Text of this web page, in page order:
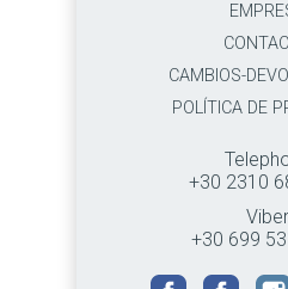
CAMBIOS-
POLÍTICA DE
+30 2310
Viber
+30 699